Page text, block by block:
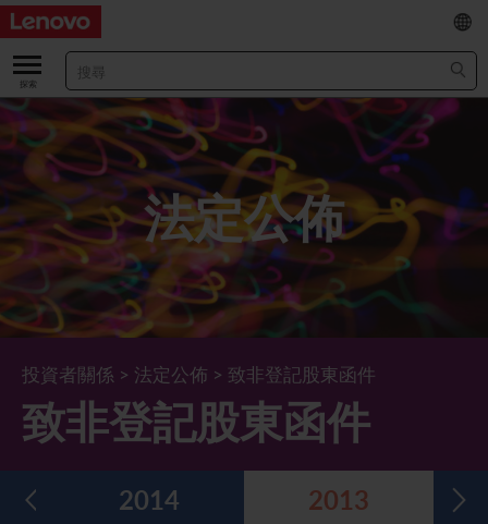
關於我們
關於公司
董事長兼首席執行官報告書
管理團隊 (英文版)
公司資料
Lenovo.com
公司新聞
業績及財務數據
主要財務數據
業績及推介材料
綜合損益表
綜合全面收益表
綜合資產負債表
五年財務摘要
投資者
股票資料
股價資訊
新投資者
投資者活動年曆
過去投資者活動
法定公佈
最新消息
年報/中期報告
公告
月報表/翌日披露報表
企業管治
董事會
董事委員會
股東權利
可持續發展
董事會對環境、社會及管治事宜的監管
環境、社會及管治報告
新聞和資源
多媒體資料庫
EN
/
简
法定公佈
投資者關係 > 法定公佈 > 致非登記股東函件
致非登記股東函件
2014 2013